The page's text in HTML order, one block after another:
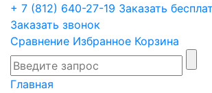
+ 7 (812) 640-27-19 Заказать
Заказать звонок
Сравнение Избранное Корзина
Главная